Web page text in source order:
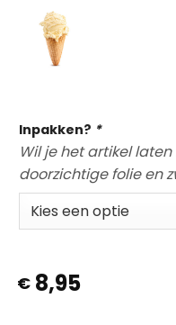
Inpakken? *
Wil je het artikel
doorzichtige folie en
€ 8,95